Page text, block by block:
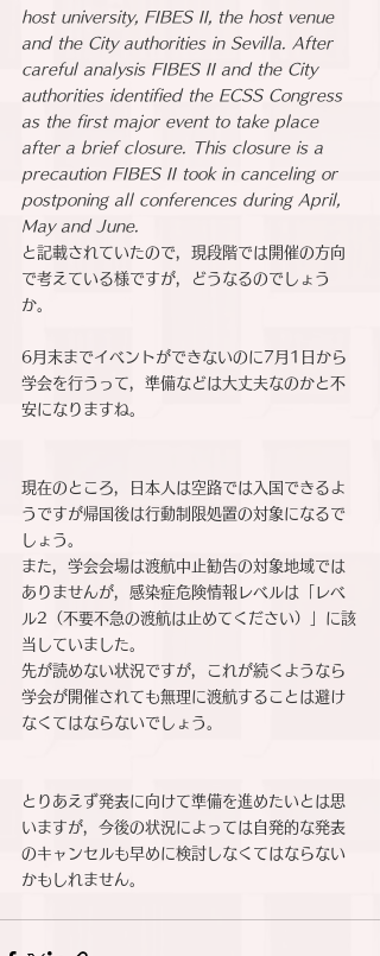
host university, FIBES II, the host venue
and the City authorities in Sevilla. After
careful analysis FIBES II and the City
authorities identified the ECSS Congress
as the first major event to take place
after a brief closure. This closure is a
precaution FIBES II took in canceling or
postponing all conferences during April,
May and June.
と記載されていたので，現段階では開催の方向
で考えている様ですが，どうなるのでしょう
か。
6月末までイベントができないのに7月1日から
学会を行うって，準備などは大丈夫なのかと不
安になりますね。
現在のところ，日本人は空路では入国できるよ
うですが帰国後は行動制限処置の対象になるで
しょう。
また，学会会場は渡航中止勧告の対象地域では
ありませんが，感染症危険情報レベルは「レベ
ル2（不要不急の渡航は止めてください）」に該
当していました。
先が読めない状況ですが，これが続くようなら
学会が開催されても無理に渡航することは避け
なくてはならないでしょう。
とりあえず発表に向けて準備を進めたいとは思
いますが，今後の状況によっては自発的な発表
のキャンセルも早めに検討しなくてはならない
かもしれません。